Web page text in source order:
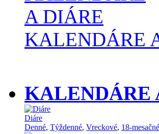
KALENDÁRE
KALENDÁRE
Diáre
Denné, Týždenné, Vreckové, 18-mesačné